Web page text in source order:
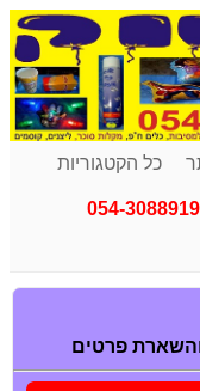
כל הקטגוריות
054-3088919
פרטים